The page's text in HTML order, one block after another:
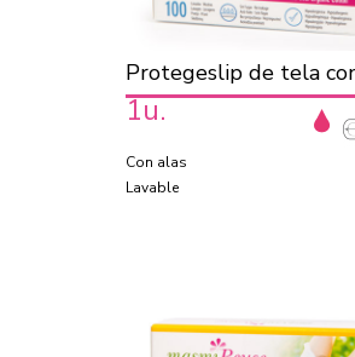
Protegeslip de tela
1u.
Con alas
Lavable